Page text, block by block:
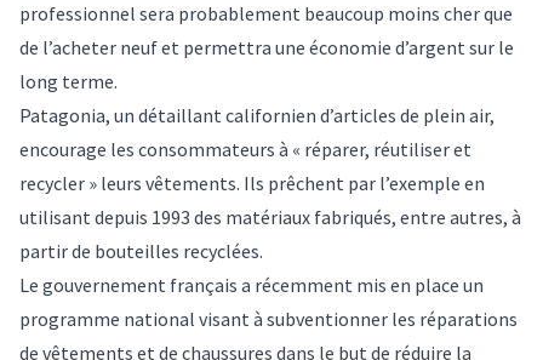
professionnel sera probablement beaucoup moins cher que
de l’acheter neuf et permettra une économie d’argent sur le
long terme.
Patagonia, un détaillant californien d’articles de plein air,
encourage les consommateurs à « réparer, réutiliser et
recycler » leurs vêtements. Ils prêchent par l’exemple en
utilisant depuis 1993 des matériaux fabriqués, entre autres, à
partir de bouteilles recyclées.
Le gouvernement français a récemment mis en place un
programme national visant à subventionner les réparations
de vêtements et de chaussures dans le but de réduire la